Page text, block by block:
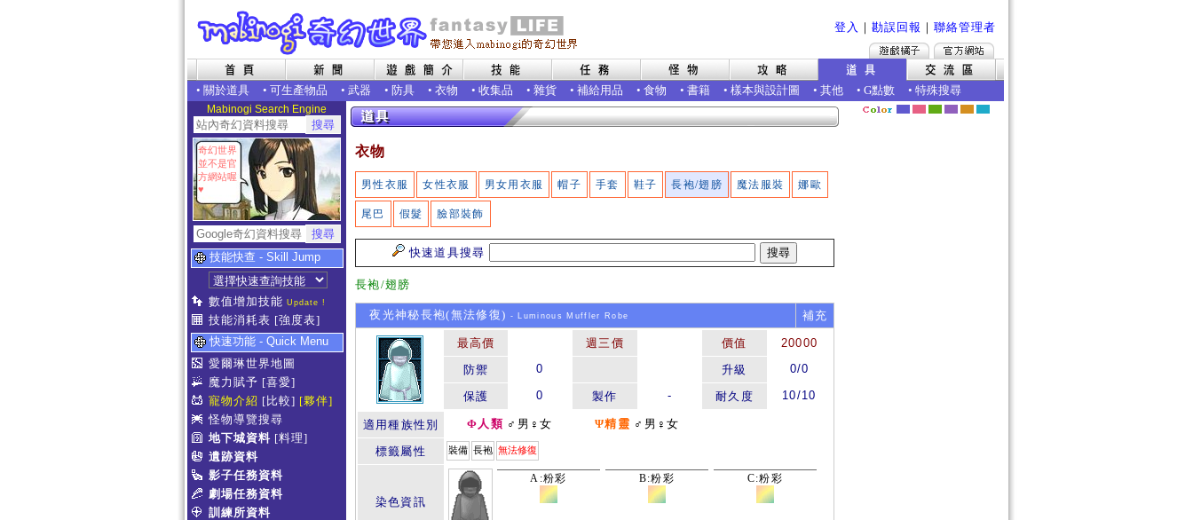
登入 ｜ 勘誤回報 ｜ 聯絡管理者
• 關於道具 • 可生產物品 • 武器 • 防具 • 衣物 • 收集品 • 雜貨 • 補給用品 • 食物 • 書籍 • 樣本與設計圖 • 其他 • G點數 • 特殊搜尋
Mabinogi Search Engine
奇幻世界
並不是官
方網站喔
♥
技能快查 - Skill Jump
數值增加技能 Update !
技能消耗表 [強度表]
快速功能 - Quick Menu
愛爾琳世界地圖
魔力賦予 [喜愛]
寵物介紹 [比較] [夥伴]
怪物導覽搜尋
地下城資料 [料理]
遺跡資料
影子任務資料
劇場任務資料
訓練所資料
衣物
男性衣服 女性衣服 男女用衣服 帽子 手套 鞋子 長袍/翅膀 魔法服裝 娜歐
尾巴 假髮 臉部裝飾
快速道具搜尋
長袍/翅膀
夜光神秘長袍(無法修復) - Luminous Muffler Robe 補充
最高價 週三價 價值
20000
防禦
0 升級 0/0
保護 0 製作 - 耐久度 10/10
適用種族性別 Φ人類 ♂男♀女 Ψ精靈 ♂男♀女
標籤屬性 裝備 長袍 無法修復
染色資訊
A:粉彩 B:粉彩 C:粉彩